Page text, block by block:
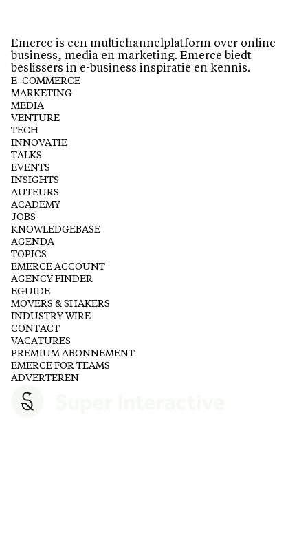
Emerce is een multichannelplatform over online
business, media en marketing. Emerce biedt
beslissers in e-business inspiratie en kennis.
E-COMMERCE
MARKETING
MEDIA
VENTURE
TECH
INNOVATIE
TALKS
EVENTS
INSIGHTS
AUTEURS
ACADEMY
JOBS
KNOWLEDGEBASE
AGENDA
TOPICS
EMERCE ACCOUNT
AGENCY FINDER
EGUIDE
MOVERS & SHAKERS
INDUSTRY WIRE
CONTACT
VACATURES
PREMIUM ABONNEMENT
EMERCE FOR TEAMS
ADVERTEREN